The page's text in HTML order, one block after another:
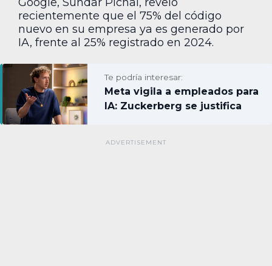
recientemente que el 75% del código
nuevo en su empresa ya es generado por
IA, frente al 25% registrado en 2024.
Te podría interesar:
Meta vigila a empleados para
IA: Zuckerberg se justifica